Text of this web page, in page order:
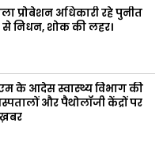
प्रोबेशन अधिकारी रहे पुनीत
से निधन, शोक की लहर।
के आदेस स्वास्थ्य विभाग की
और पैथोलॉजी केंद्रों पर
ख़बर